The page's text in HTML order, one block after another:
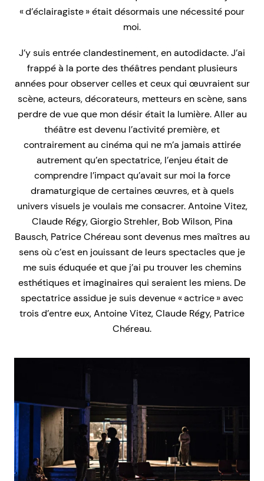
« d’éclairagiste » était désormais une nécessité pour
moi.
J’y suis entrée clandestinement, en autodidacte. J’ai
frappé à la porte des théâtres pendant plusieurs
années pour observer celles et ceux qui œuvraient sur
scène, acteurs, décorateurs, metteurs en scène, sans
perdre de vue que mon désir était la lumière. Aller au
théâtre est devenu l’activité première, et
contrairement au cinéma qui ne m’a jamais attirée
autrement qu’en spectatrice, l’enjeu était de
comprendre l’impact qu’avait sur moi la force
dramaturgique de certaines œuvres, et à quels
univers visuels je voulais me consacrer. Antoine Vitez,
Claude Régy, Giorgio Strehler, Bob Wilson, Pina
Bausch, Patrice Chéreau sont devenus mes maîtres au
sens où c’est en jouissant de leurs spectacles que je
me suis éduquée et que j’ai pu trouver les chemins
esthétiques et imaginaires qui seraient les miens. De
spectatrice assidue je suis devenue « actrice » avec
trois d’entre eux, Antoine Vitez, Claude Régy, Patrice
Chéreau.